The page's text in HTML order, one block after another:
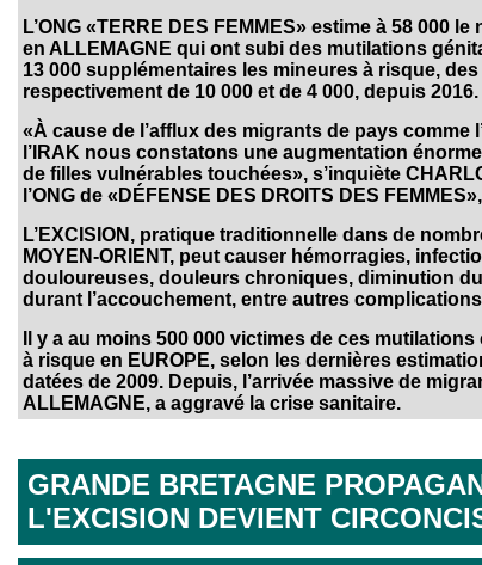
L’ONG «TERRE DES FEMMES» estime à 58 000
en ALLEMAGNE qui ont subi des mutilations
13 000 supplémentaires les mineures à risque,
respectivement de 10 000 et de 4 000, depuis 2016.
«À cause de l’afflux des migrants de pays comme
l’IRAK nous constatons une augmentation
de filles vulnérables touchées», s’inquiète
l’ONG de «DÉFENSE DES DROITS DES
L’EXCISION, pratique traditionnelle dans de
MOYEN-ORIENT, peut causer hémorragies,
douloureuses, douleurs chroniques, diminution
durant l’accouchement, entre autres
Il y a au moins 500 000 victimes de ces
à risque en EUROPE, selon les dernières
datées de 2009. Depuis, l’arrivée massive de
ALLEMAGNE, a aggravé la crise sanitaire.
GRANDE BRETAGNE
L'EXCISION DEVIENT